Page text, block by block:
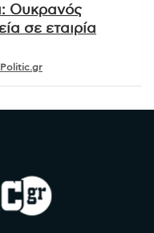
Ουκρανός
σε εταιρία
Politic.gr